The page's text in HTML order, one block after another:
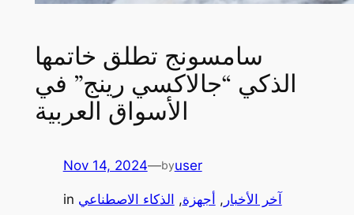
سامسونج تطلق خاتمها
الذكي “جالاكسي رينج” في
الأسواق العربية
Nov 14, 2024—byuser
in آخر الأخبار , أجهزة, الذكاء الاصطناعي